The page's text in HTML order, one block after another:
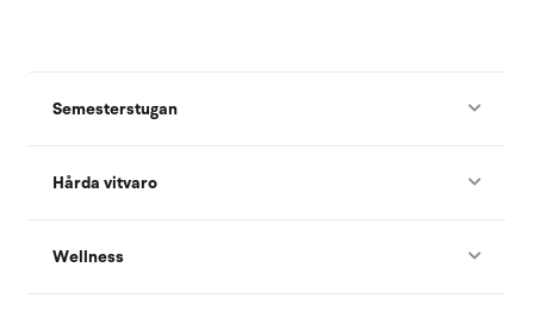
Semesterstugan
Hårda vitvaro
Wellness